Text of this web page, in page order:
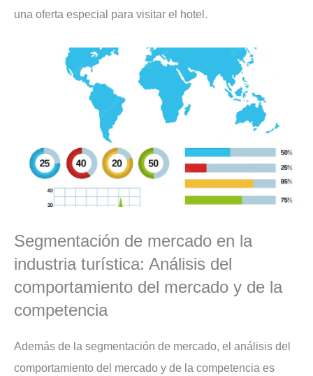
una oferta especial para visitar el hotel.
Segmentación de mercado en la
industria turística: Análisis del
comportamiento del mercado y de la
competencia
Además de la segmentación de mercado, el análisis del
comportamiento del mercado y de la competencia es